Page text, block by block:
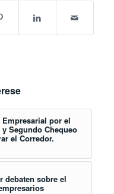
por el
Segundo Chequeo
el Corredor.
debaten sobre el